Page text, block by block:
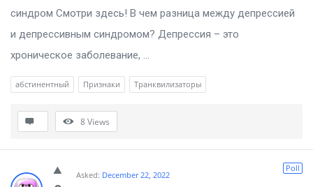
синдром Смотри здесь! В чем разница между депрессией
и депрессивным синдромом? Депрессия – это
хроническое заболевание, ...
абстинентный Признаки Транквилизаторы
8Views
Poll
Asked: December 22, 2022